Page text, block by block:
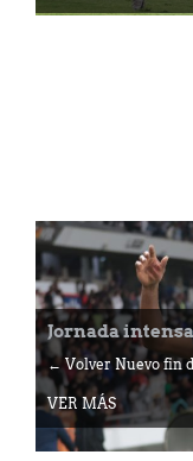
Jornada
← Volver Nuevo fin
VER MÁS